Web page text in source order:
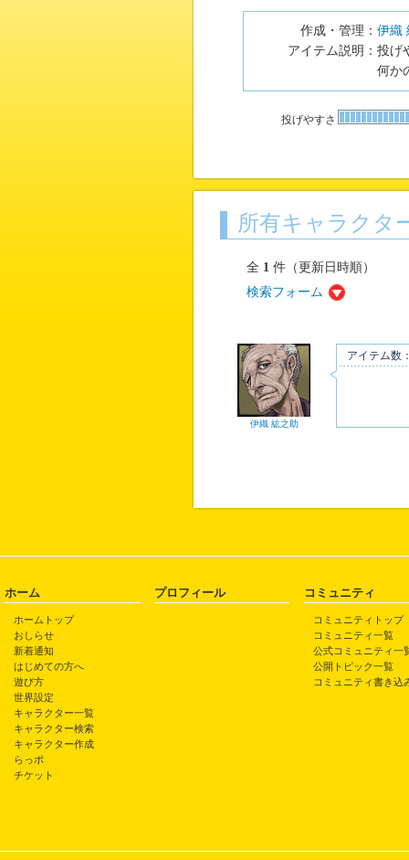
作成・管理： 伊織
アイテム説明： 投げ
何か
投げやすさ
所有キャラクタ
全 1 件（更新日時順）
検索フォーム
伊織 紘之助
アイテム数
ホーム
ホームトップ
おしらせ
新着通知
はじめての方へ
遊び方
世界設定
キャラクター一覧
キャラクター検索
キャラクター作成
らっポ
チケット
プロフィール コミュニティ
コミュニティトップ
コミュニティ一覧
公式コミュニティ一
公開トピック一覧
コミュニティ書き込